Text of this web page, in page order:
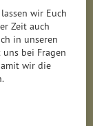
wir Euch
Zeit auch
in unseren
bei Fragen
wir die